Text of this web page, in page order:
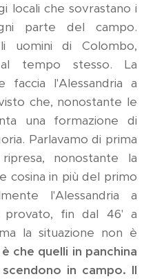
locali che sovrastano i
parte del campo.
uomini di Colombo,
tempo stesso. La
l'Alessandria a
che, nonostante le
una formazione di
Parlavamo di prima
nonostante la
cosina in più del primo
l'Alessandria a
fin dal 46' a
la situazione non è
che quelli in panchina
in campo. Il